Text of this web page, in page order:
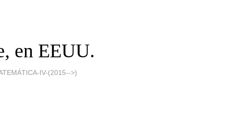
en EEUU.
IV-(2015-->)